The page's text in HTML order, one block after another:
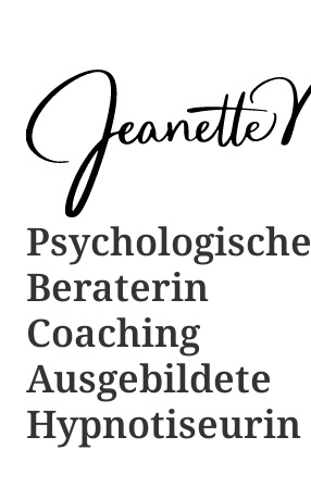
Psychologische ​​
Beraterin
Coaching
Ausgebildete​ ​
Hypnotiseurin